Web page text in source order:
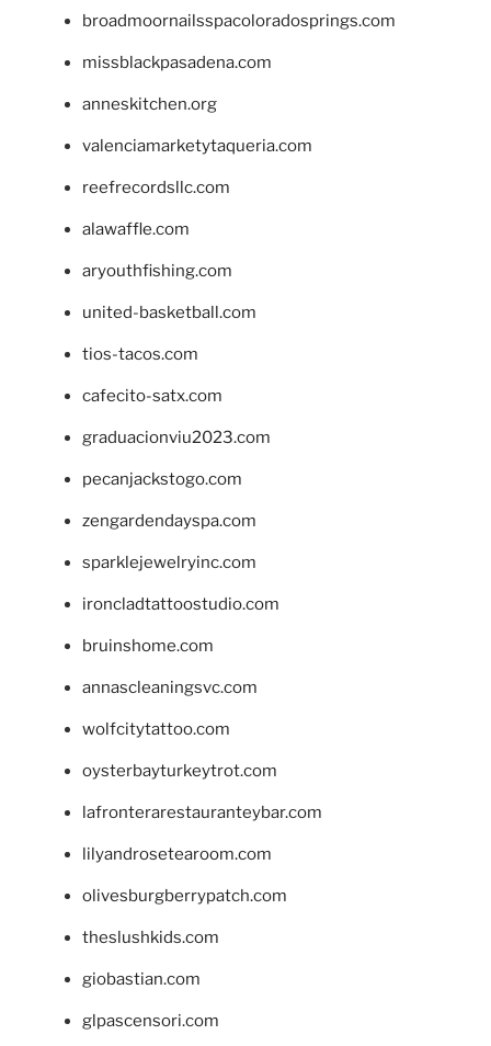
broadmoornailsspacoloradosprings.com
missblackpasadena.com
anneskitchen.org
valenciamarketytaqueria.com
reefrecordsllc.com
alawaffle.com
aryouthfishing.com
united-basketball.com
tios-tacos.com
cafecito-satx.com
graduacionviu2023.com
pecanjackstogo.com
zengardendayspa.com
sparklejewelryinc.com
ironcladtattoostudio.com
bruinshome.com
annascleaningsvc.com
wolfcitytattoo.com
oysterbayturkeytrot.com
lafronterarestauranteybar.com
lilyandrosetearoom.com
olivesburgberrypatch.com
theslushkids.com
giobastian.com
glpascensori.com